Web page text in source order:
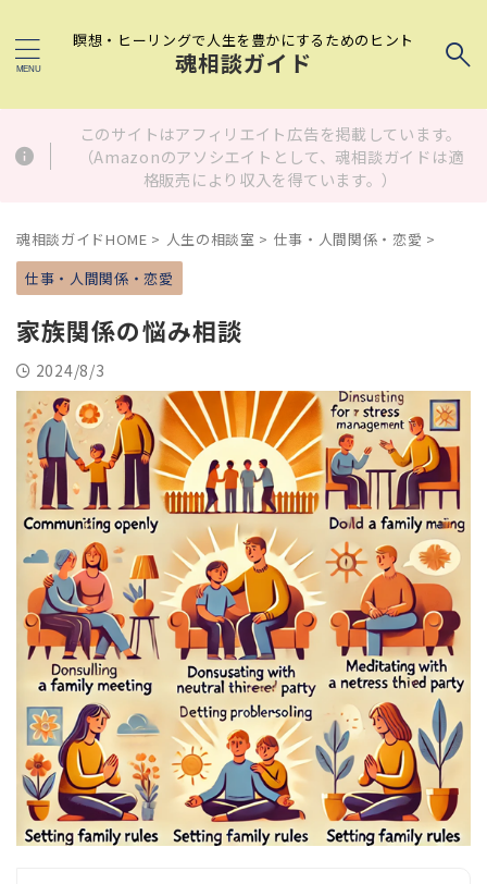
瞑想・ヒーリングで人生を豊かにするためのヒント
魂相談ガイド
このサイトはアフィリエイト広告を掲載しています。
（Amazonのアソシエイトとして、魂相談ガイドは適
格販売により収入を得ています。）
魂相談ガイドHOME > 人生の相談室 > 仕事・人間関係・恋愛 >
仕事・人間関係・恋愛
家族関係の悩み相談
2024/8/3